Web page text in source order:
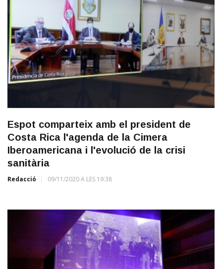
Espot comparteix amb el president de
Costa Rica l'agenda de la Cimera
Iberoamericana i l'evolució de la crisi
sanitària
Redacció 09/11/2020 A LES 19:38